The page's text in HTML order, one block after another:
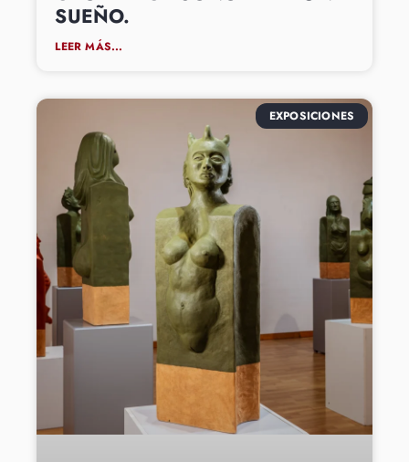
SUEÑO.
LEER MÁS...
EXPOSICIONES